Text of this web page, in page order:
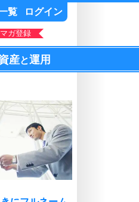
覧 ログイン
ガ登録
産と運用